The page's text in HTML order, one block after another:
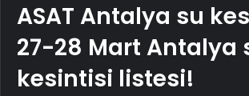
ASAT Antalya su
27-28 Mart Antalya
kesintisi listesi!